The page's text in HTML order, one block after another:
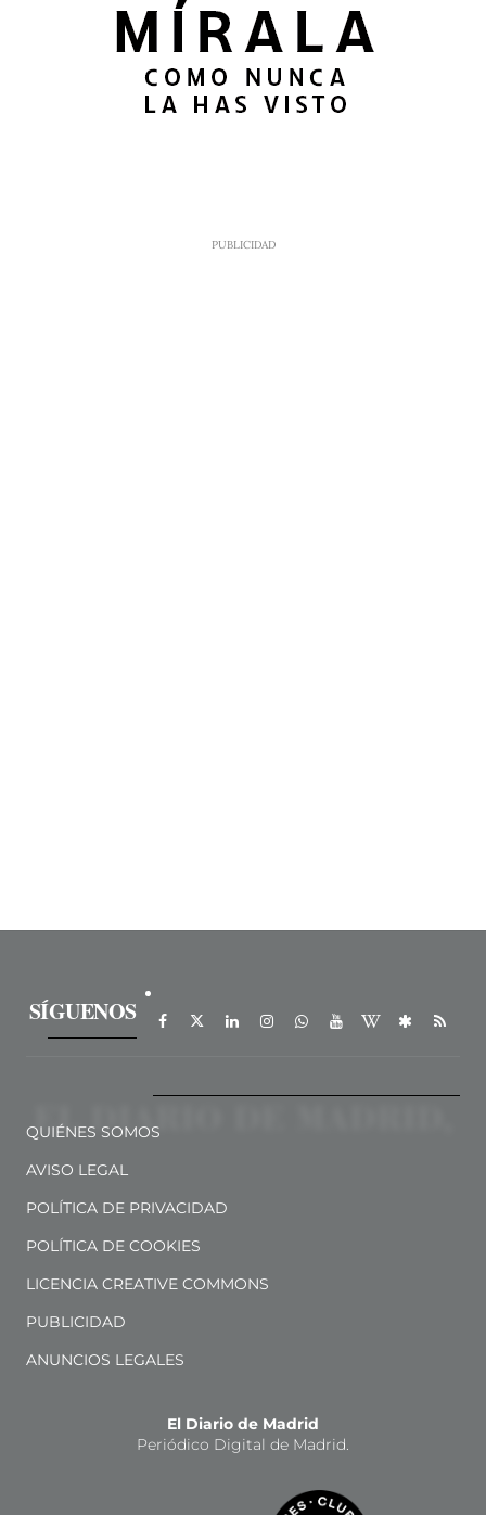
SÍGUENOS
QUIÉNES SOMOS
AVISO LEGAL
POLÍTICA DE PRIVACIDAD
POLÍTICA DE COOKIES
LICENCIA CREATIVE COMMONS
PUBLICIDAD
ANUNCIOS LEGALES
El Diario de Madrid
Periódico Digital de Madrid.